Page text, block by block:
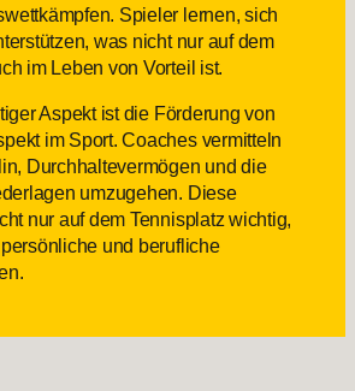
Spieler lernen, sich
was nicht nur auf dem
im Leben von Vorteil ist.
Aspekt ist die Förderung von
im Sport. Coaches vermitteln
Durchhaltevermögen und die
umzugehen. Diese
nur auf dem Tennisplatz wichtig,
und berufliche